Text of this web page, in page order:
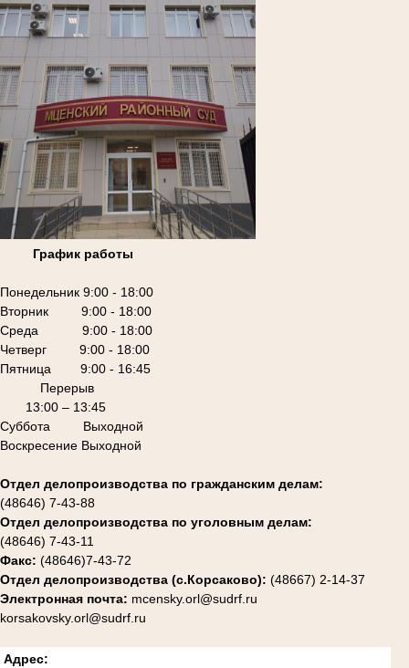
График работы
Понедельник 9:00 - 18:00
Вторник 9:00 - 18:00
Среда 9:00 - 18:00
Четверг 9:00 - 18:00
Пятница 9:00 - 16:45
Перерыв
13:00 – 13:45
Суббота Выходной
Воскресение Выходной
Отдел делопроизводства по гражданским делам:
(48646) 7-43-88
Отдел делопроизводства по уголовным делам:
(48646) 7-43-11
Факс: (48646)7-43-72
Отдел делопроизводства (с.Корсаково): (48667) 2-14-37
Электронная почта: mcensky.orl@sudrf.ru
korsakovsky.orl@sudrf.ru
Адрес: